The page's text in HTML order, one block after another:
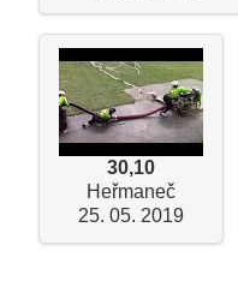
30,10
Heřmaneč
25. 05. 2019